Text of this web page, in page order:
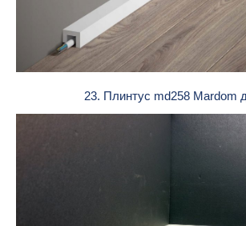
23. Плинтус md258 Mardom